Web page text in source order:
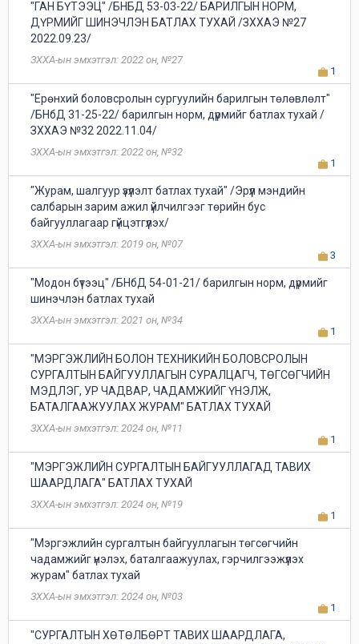
"ГАН БҮТЭЭЦ" /БНБД 53-03-22/ БАРИЛГЫН НОРМ,
ДҮРМИЙГ ШИНЭЧЛЭН БАТЛАХ ТУХАЙ /ЗХХАЭ №27
2022.09.23/
ЗХХА-ын эмхэтгэл: 2022 он, №27
1
"Ерөнхий боловсролын сургуулийн барилгын төлөвлөлт"
/БНбД 31-25-22/ барилгын норм, дүрмийг батлах тухай /
ЗХХАЭ №32 2022.11.04/
ЗХХА-ын эмхэтгэл: 2022 он, №32
1
"Журам, шалгуур үзүүлэлт батлах тухай" /Эрүүл мэндийн
салбарын зарим ажил үйлчилгээг төрийн бус
байгууллагаар гүйцэтгүүлэх/
ЗХХА-ын эмхэтгэл: 2019 он, №07
3
"Модон бүтээц" /БНбД 54-01-21/ барилгын норм, дүрмийг
шинэчлэн батлах тухай
ЗХХА-ын эмхэтгэл: 2021 он, №34
1
"МЭРГЭЖЛИЙН БОЛОН ТЕХНИКИЙН БОЛОВСРОЛЫН
СУРГАЛТЫН БАЙГУУЛЛАГЫН СУРАЛЦАГЧ, ТӨГСӨГЧИЙН
МЭДЛЭГ, УР ЧАДВАР, ЧАДАМЖИЙГ ҮНЭЛЖ,
БАТАЛГААЖУУЛАХ ЖУРАМ" БАТЛАХ ТУХАЙ
ЗХХА-ын эмхэтгэл: 2024 он, №11
1
"МЭРГЭЖЛИЙН СУРГАЛТЫН БАЙГУУЛЛАГАД ТАВИХ
ШААРДЛАГА" БАТЛАХ ТУХАЙ
ЗХХА-ын эмхэтгэл: 2024 он, №19
1
"Мэргэжлийн сургалтын байгууллагын төгсөгчийн
чадамжийг үнэлэх, баталгаажуулах, гэрчилгээжүүлэх
журам" батлах тухай
ЗХХА-ын эмхэтгэл: 2024 он, №03
1
"СУРГАЛТЫН ХӨТӨЛБӨРТ ТАВИХ ШААРДЛАГА,